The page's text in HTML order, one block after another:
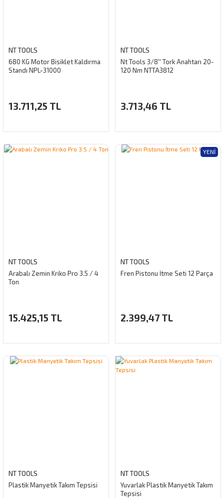
NT TOOLS
680 KG Motor Bisiklet Kaldırma
Standı NPL-31000
13.711,25 TL
NT TOOLS
Nt Tools 3/8'' Tork Anahtarı 20-
120 Nm NTTA3812
3.713,46 TL
NT TOOLS
Arabalı Zemin Kriko Pro 3.5 / 4
Ton
15.425,15 TL
YENI
NT TOOLS
Fren Pistonu İtme Seti 12 Parça
2.399,47 TL
NT TOOLS
Plastik Manyetik Takım Tepsisi
NT TOOLS
Yuvarlak Plastik Manyetik Takım
Tepsisi